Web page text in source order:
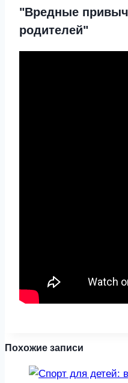
"Вредные
родителей"
Похожие записи